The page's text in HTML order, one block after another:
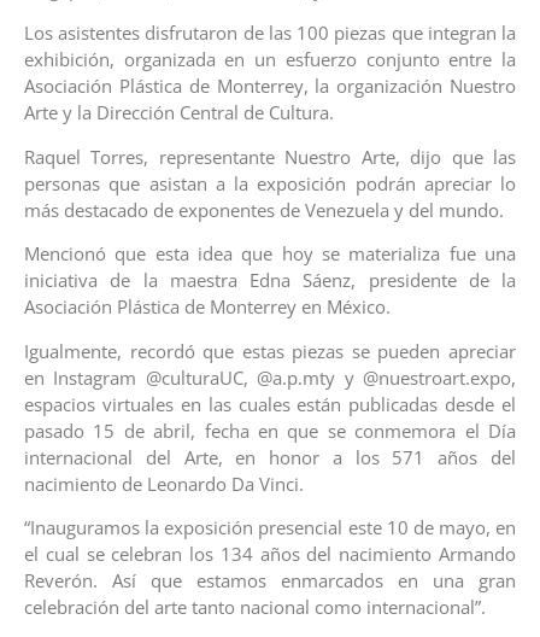
Los asistentes disfrutaron de las 100 piezas que integran la
exhibición, organizada en un esfuerzo conjunto entre la
Asociación Plástica de Monterrey, la organización Nuestro
Arte y la Dirección Central de Cultura.
Raquel Torres, representante Nuestro Arte, dijo que las
personas que asistan a la exposición podrán apreciar lo
más destacado de exponentes de Venezuela y del mundo.
Mencionó que esta idea que hoy se materializa fue una
iniciativa de la maestra Edna Sáenz, presidente de la
Asociación Plástica de Monterrey en México.
Igualmente, recordó que estas piezas se pueden apreciar
en Instagram @culturaUC, @a.p.mty y @nuestroart.expo,
espacios virtuales en las cuales están publicadas desde el
pasado 15 de abril, fecha en que se conmemora el Día
internacional del Arte, en honor a los 571 años del
nacimiento de Leonardo Da Vinci.
“Inauguramos la exposición presencial este 10 de mayo, en
el cual se celebran los 134 años del nacimiento Armando
Reverón. Así que estamos enmarcados en una gran
celebración del arte tanto nacional como internacional”.